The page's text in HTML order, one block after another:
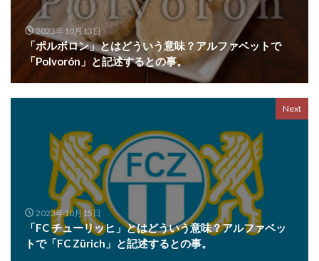
2023年10月13日
「ポルボロン」とはどういう意味？アルファベットで
「Polvorón」と記述するとの事。
Next
2023年10月15日
「FC チューリッヒ」とはどういう意味？アルファベッ
トで「FC Zürich」と記述するとの事。